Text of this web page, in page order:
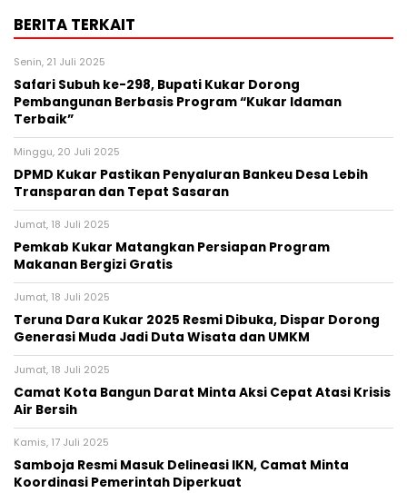
BERITA TERKAIT
Senin, 21 Juli 2025
Safari Subuh ke-298, Bupati Kukar Dorong
Pembangunan Berbasis Program “Kukar Idaman
Terbaik”
Minggu, 20 Juli 2025
DPMD Kukar Pastikan Penyaluran Bankeu Desa Lebih
Transparan dan Tepat Sasaran
Jumat, 18 Juli 2025
Pemkab Kukar Matangkan Persiapan Program
Makanan Bergizi Gratis
Jumat, 18 Juli 2025
Teruna Dara Kukar 2025 Resmi Dibuka, Dispar Dorong
Generasi Muda Jadi Duta Wisata dan UMKM
Jumat, 18 Juli 2025
Camat Kota Bangun Darat Minta Aksi Cepat Atasi Krisis
Air Bersih
Kamis, 17 Juli 2025
Samboja Resmi Masuk Delineasi IKN, Camat Minta
Koordinasi Pemerintah Diperkuat